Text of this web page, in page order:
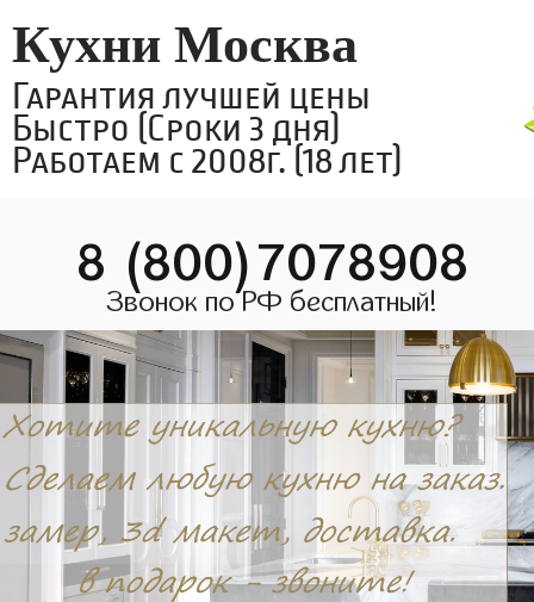
Кухни Москва
Гарантия лучшей цены
Быстро (Сроки 3 дня)
Работаем с 2008г. (18 лет)
8 (800)7078908
Звонок по РФ бесплатный!